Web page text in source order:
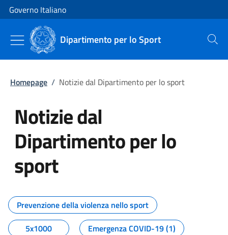
Vai al contenuto
Vai alla navigazione del sito
Governo Italiano
Dipartimento per lo Sport Cerca
Homepage / Notizie dal Dipartimento per lo sport
Notizie dal
Dipartimento per lo
sport
Tutti i contenuti della pagina
Prevenzione della violenza nello sport
5x1000
Emergenza COVID-19 (1)